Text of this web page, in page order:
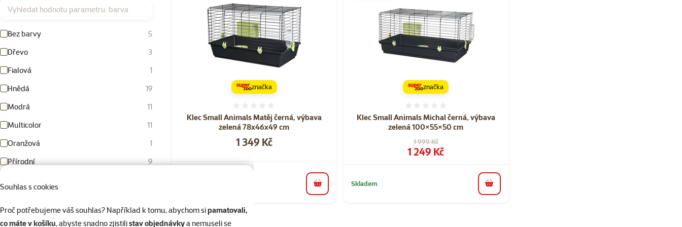
Souhlas s cookies
Proč potřebujeme váš souhlas? Například k tomu, abychom sipamatovali,
co máte v košíku, abyste snadno zjistilistav objednávkya nemuseli se
Vyhledat hodnotu parametru barva
Bez barvy
5
Dřevo
3
Fialová
1
Hnědá
19
Modrá
11
Multicolor
11
Oranžová
1
Přírodní
9
Červená
7
Klec Small Animals Matěj černá, výbava
zelená 78x46x49 cm
Cena
1 349 Kč
značka
do košíku
Klec Small Animals Michal černá, výbava
zelená 100×55×50 cm
Původní cena
1 999 Kč
Cena
1 249 Kč
značka
Skladem do košíku